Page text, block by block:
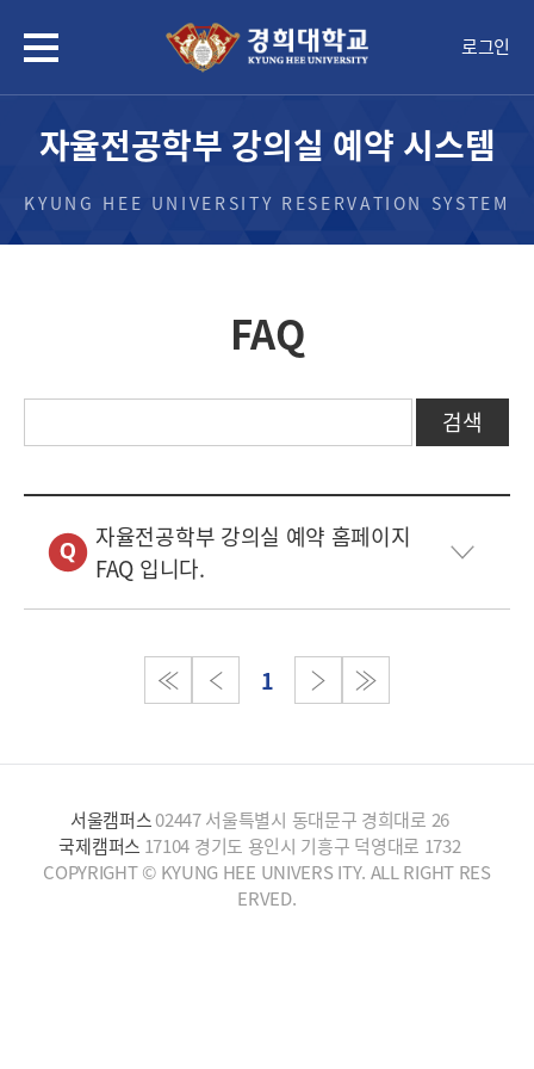
로그인
자율전공학부 강의실 예약 시스템
KYUNG HEE UNIVERSITY RESERVATION SYSTEM
FAQ
검색
자율전공학부 강의실 예약 홈페이지
FAQ 입니다.
1
서울캠퍼스02447 서울특별시 동대문구 경희대로 26
국제캠퍼스 17104 경기도 용인시 기흥구 덕영대로 1732
COPYRIGHT © KYUNG HEE UNIVERS ITY. ALL RIGHT RES
ERVED.